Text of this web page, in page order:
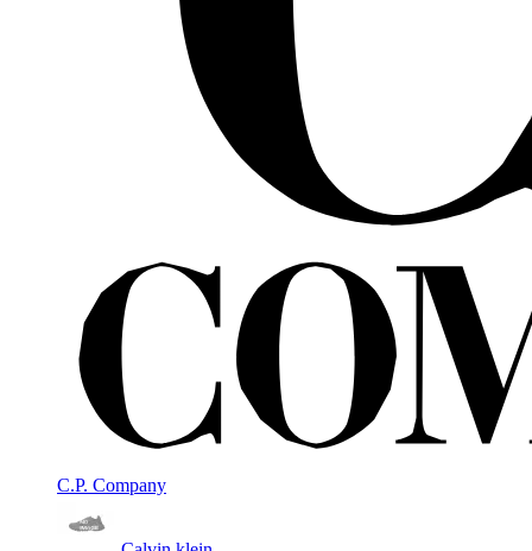
C.P. Company